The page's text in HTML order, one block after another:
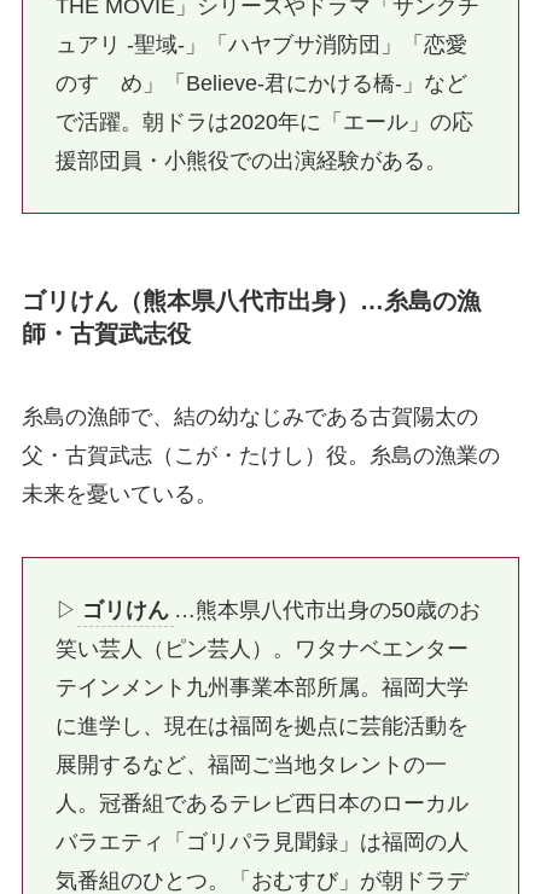
THE MOVIE」シリーズやドラマ「サンクチ
ュアリ -聖域-」「ハヤブサ消防団」「恋愛
のすゝめ」「Believe-君にかける橋-」など
で活躍。朝ドラは2020年に「エール」の応
援部団員・小熊役での出演経験がある。
ゴリけん（熊本県八代市出身）…糸島の漁
師・古賀武志役
糸島の漁師で、結の幼なじみである古賀陽太の
父・古賀武志（こが・たけし）役。糸島の漁業の
未来を憂いている。
▷ ゴリけん …熊本県八代市出身の50歳のお
笑い芸人（ピン芸人）。ワタナベエンター
テインメント九州事業本部所属。福岡大学
に進学し、現在は福岡を拠点に芸能活動を
展開するなど、福岡ご当地タレントの一
人。冠番組であるテレビ西日本のローカル
バラエティ「ゴリパラ見聞録」は福岡の人
気番組のひとつ。「おむすび」が朝ドラデ